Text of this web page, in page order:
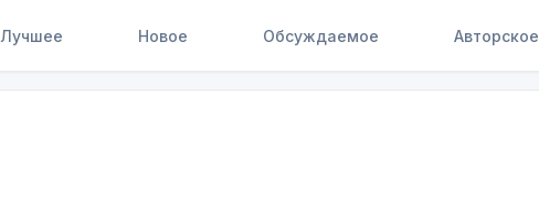
Лучшее Новое Обсуждаемое Авторское